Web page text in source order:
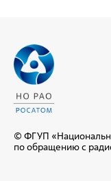
© ФГУП
по обращению с